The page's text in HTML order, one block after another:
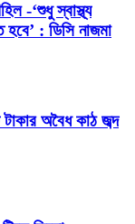
-‘শুধু স্বাস্থ্য
হবে’ : ডিসি নাজমা
অবৈধ কাঠ জব্দ